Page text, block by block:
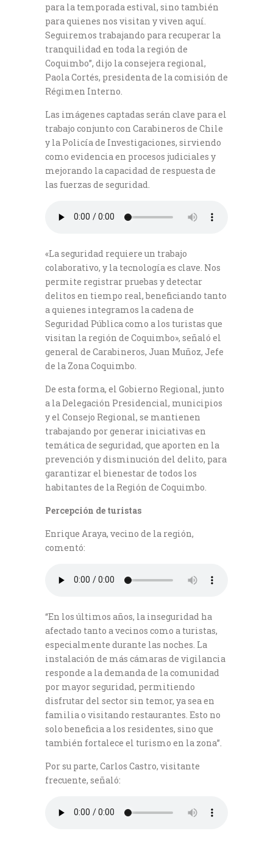
para la temporada estival, sino también
para quienes nos visitan y viven aquí.
Seguiremos trabajando para recuperar la
tranquilidad en toda la región de
Coquimbo”, dijo la consejera regional,
Paola Cortés, presidenta de la comisión de
Régimen Interno.
Las imágenes captadas serán clave para el
trabajo conjunto con Carabineros de Chile
y la Policía de Investigaciones, sirviendo
como evidencia en procesos judiciales y
mejorando la capacidad de respuesta de
las fuerzas de seguridad.
«La seguridad requiere un trabajo
colaborativo, y la tecnología es clave. Nos
permite registrar pruebas y detectar
delitos en tiempo real, beneficiando tanto
a quienes integramos la cadena de
Seguridad Pública como a los turistas que
visitan la región de Coquimbo», señaló el
general de Carabineros, Juan Muñoz, Jefe
de la Zona Coquimbo.
De esta forma, el Gobierno Regional, junto
a la Delegación Presidencial, municipios
y el Consejo Regional, se mantienen
trabajando por generar iniciativas en
temática de seguridad, que aporten en la
prevención y disminución del delito, para
garantizar el bienestar de todos los
habitantes de la Región de Coquimbo.
Percepción de turistas
Enrique Araya, vecino de la región,
comentó:
“En los últimos años, la inseguridad ha
afectado tanto a vecinos como a turistas,
especialmente durante las noches. La
instalación de más cámaras de vigilancia
responde a la demanda de la comunidad
por mayor seguridad, permitiendo
disfrutar del sector sin temor, ya sea en
familia o visitando restaurantes. Esto no
solo beneficia a los residentes, sino que
también fortalece el turismo en la zona”.
Por su parte, Carlos Castro, visitante
frecuente, señaló: